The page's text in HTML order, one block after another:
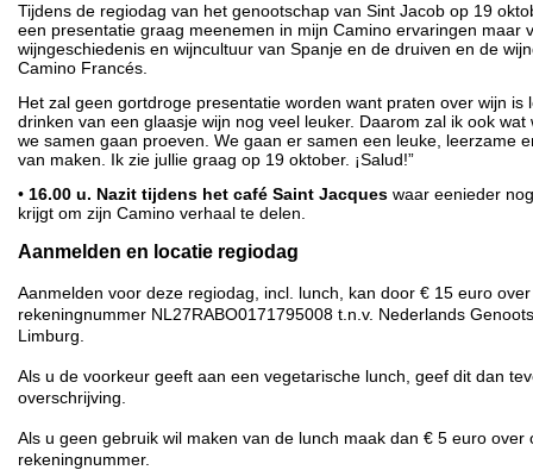
Tijdens de regiodag van het genootschap van Sint Jacob op 19
een presentatie graag meenemen in mijn Camino ervaringen maar
wijngeschiedenis en wijncultuur van Spanje en de druiven en de
Camino Francés.
Het zal geen gortdroge presentatie worden want praten over wijn is
drinken van een glaasje wijn nog veel leuker. Daarom zal ik ook
we samen gaan proeven. We gaan er samen een leuke, leerzame
van maken. Ik zie jullie graag op 19 oktober. ¡Salud!”
• 16.00 u. Nazit tijdens het café Saint Jacques waar eenieder
krijgt om zijn Camino verhaal te delen.
Aanmelden en locatie regiodag
Aanmelden voor deze regiodag, incl. lunch, kan door € 15 euro
rekeningnummer NL27RABO0171795008 t.n.v. Nederlands
Limburg.
Als u de voorkeur geeft aan een vegetarische lunch, geef dit dan
overschrijving.
Als u geen gebruik wil maken van de lunch maak dan € 5 euro over
rekeningnummer.